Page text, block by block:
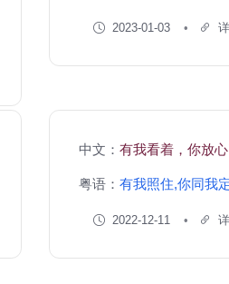
2023-01-03
中文：有我看着，你放
粤语：有我照住,你同我
2022-12-11